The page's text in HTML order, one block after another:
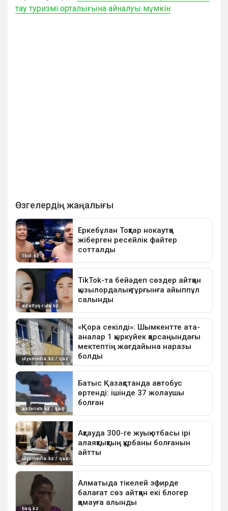
тау туризмі орталығына айналуы мүмкін